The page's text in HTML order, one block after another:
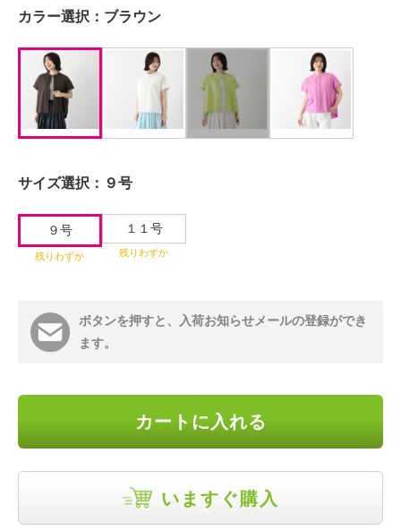
カラー選択： ブラウン
サイズ選択： ９号
９号
残りわずか
１１号
残りわずか
ボタンを押すと、入荷お知らせメールの登録ができ
ます。
カートに入れる
いますぐ購入